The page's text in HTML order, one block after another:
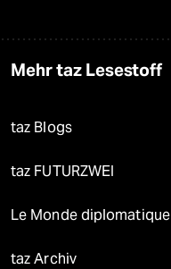
Mehr taz Lesestoff
taz Blogs
taz FUTURZWEI
Le Monde diplomatique
taz Archiv